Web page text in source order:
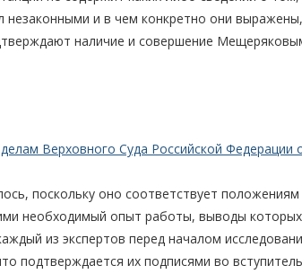
и в чем конкретно они
наличие и совершение
Верховного Суда Российской Федерации
поскольку оно соответствует
необходимый опыт работы, выводы
из экспертов перед началом
подтверждается их подписями во